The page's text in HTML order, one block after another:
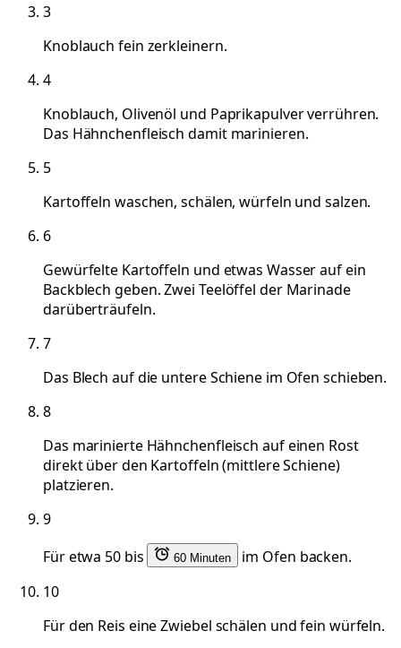
3
Knoblauch fein zerkleinern.
4
Knoblauch, Olivenöl und Paprikapulver verrühren.
Das Hähnchenfleisch damit marinieren.
5
Kartoffeln waschen, schälen, würfeln und salzen.
6
Gewürfelte Kartoffeln und etwas Wasser auf ein
Backblech geben. Zwei Teelöffel der Marinade
darüberträufeln.
7
Das Blech auf die untere Schiene im Ofen schieben.
8
Das marinierte Hähnchenfleisch auf einen Rost
direkt über den Kartoffeln (mittlere Schiene)
platzieren.
9
Für etwa 50 bis
60 Minuten
im Ofen backen.
10
Für den Reis eine Zwiebel schälen und fein würfeln.